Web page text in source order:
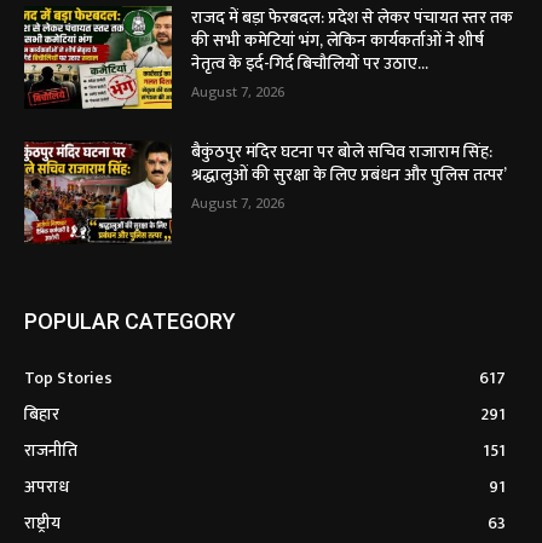
राजद में बड़ा फेरबदल: प्रदेश से लेकर पंचायत स्तर तक
की सभी कमेटियां भंग, लेकिन कार्यकर्ताओं ने शीर्ष
नेतृत्व के इर्द-गिर्द बिचौलियों पर उठाए...
August 7, 2026
बैकुंठपुर मंदिर घटना पर बोले सचिव राजाराम सिंह:
श्रद्धालुओं की सुरक्षा के लिए प्रबंधन और पुलिस तत्पर’
August 7, 2026
POPULAR CATEGORY
Top Stories
617
बिहार
291
राजनीति
151
अपराध
91
राष्ट्रीय
63